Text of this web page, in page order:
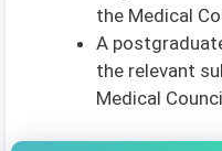
the Medical
A
the relevant
Medical